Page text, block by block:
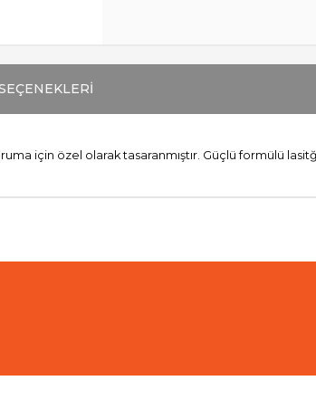
için özel olarak tasaranmıştır. Güçlü formülü